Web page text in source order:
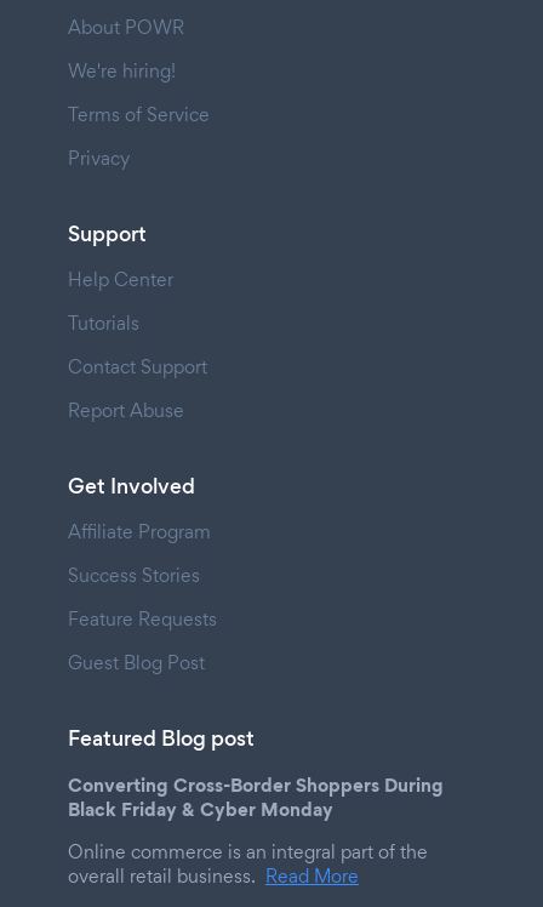
About POWR
We're hiring!
Terms of Service
Privacy
Support
Help Center
Tutorials
Contact Support
Report Abuse
Get Involved
Affiliate Program
Success Stories
Feature Requests
Guest Blog Post
Featured Blog post
Converting Cross-Border Shoppers During
Black Friday & Cyber Monday
Online commerce is an integral part of the
overall retail business. Read More